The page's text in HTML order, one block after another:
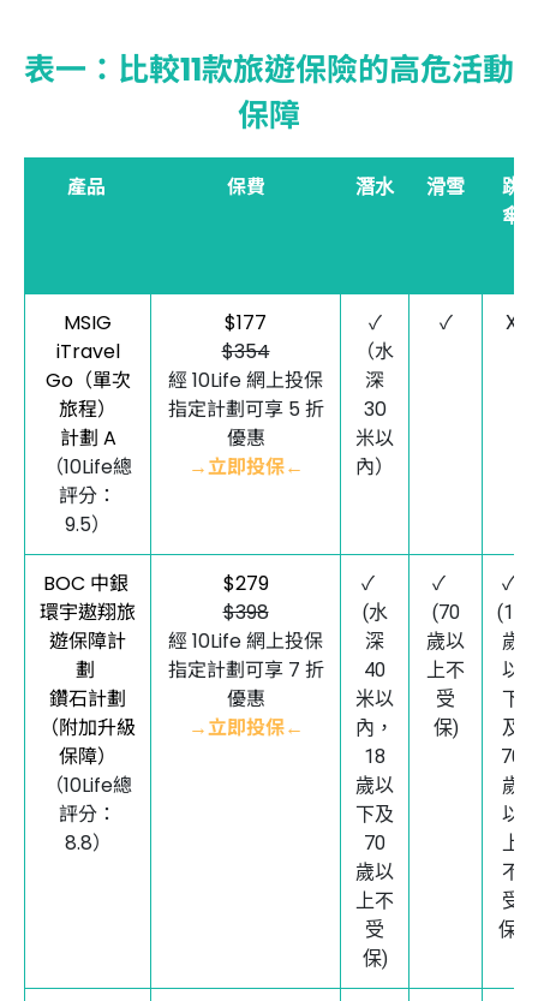
表一：比較11款旅遊保險的高危活動
保障
產品 保費 潛水 滑雪
跳
傘
MSIG
iTravel
Go（單次
旅程）
計劃 A
（10Life總
評分：
9.5）
$177
$354
經 10Life 網上投保
指定計劃可享 5 折
優惠
→立即投保←
✓
（水
深
30
米以
內）
✓ X
BOC 中銀
環宇遨翔旅
遊保障計
劃
鑽石計劃
（附加升級
保障）
（10Life總
評分：
8.8）
$279
$398
經 10Life 網上投保
指定計劃可享 7 折
優惠
→立即投保←
✓
(水
深
40
米以
內，
18
歲以
下及
70
歲以
上不
受
保)
✓
(70
歲以
上不
受
保)
✓
(18
歲
以
下
及
70
歲
以
上
不
受
保)